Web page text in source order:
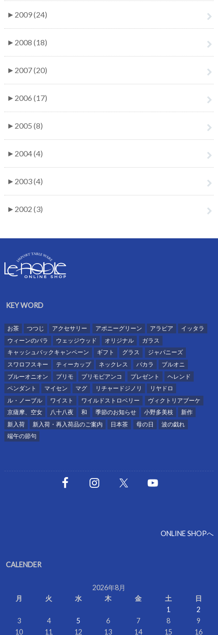
► 2009 (24)
► 2008 (18)
► 2007 (20)
► 2006 (17)
► 2005 (8)
► 2004 (4)
► 2003 (4)
► 2002 (3)
KEY WORD
お茶 つつじ アクセサリー アポニーグリーン アラビア
イッタラ
ウィーンのバラ
ウェッジウッド オリジナル
ガラス
キャッシュバックキャンペーン
ギフト グラス
ジャパニーズ
スワロフスキー
ティーカップ ネックレス バカラ
ブルオニ
ブルーオニオン
プリモ プリモビアンコ プレゼント
ヘレンド
ペンダント
マイセン マグ リチャードジノリ
リヤドロ
ル・ノーブル
ワイスト ワイルドストロベリー
ヴィクトリアブーケ
京薩摩、空女
八十八夜 和 季節のお知らせ 小野多美枝
新作
新入荷
新入荷・再入荷品のご案内 日本茶 母の日
波の戯れ
端午の節句
ONLINE SHOPへ
CALENDER
2026年8月
月
火 水 木 金 土
日
1
2
3
4 5 6 7 8
9
10
11 12 13 14 15 16